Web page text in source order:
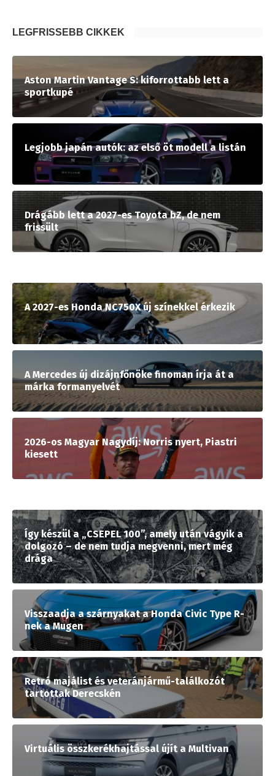
LEGFRISSEBB CIKKEK
Aston Martin Vantage S: kiforrottabb lett a
sportkupé
Legjobb japán autók: az első öt modell a listán
Drágább lett a 2027-es Toyota bZ, de nem
frissült
A 2027-es Honda NC750X új színekkel érkezik
A Mercedes új dizájnfőnöke finoman írja át a
márka formanyelvét
2026-os Magyar Nagydíj: Norris nyert, Piastri
kiesett
Így készül a „CSEPEL 100”, amely után vágyik a
dolgozó – de nem tudja megvenni, mert még
drága
Visszaadja a szárnyakat a Honda Civic Type R-
nek a Mugen
Retró majálist és veteránjármű-találkozót
tartottak Derecskén
Virtuális összkerékhajtással újít a Multivan